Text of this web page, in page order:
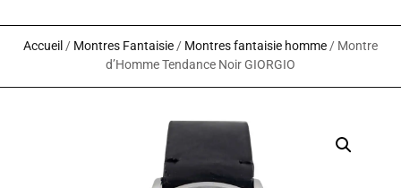
Accueil / Montres Fantaisie/ Montres fantaisie homme/ Montre
d’Homme Tendance Noir GIORGIO